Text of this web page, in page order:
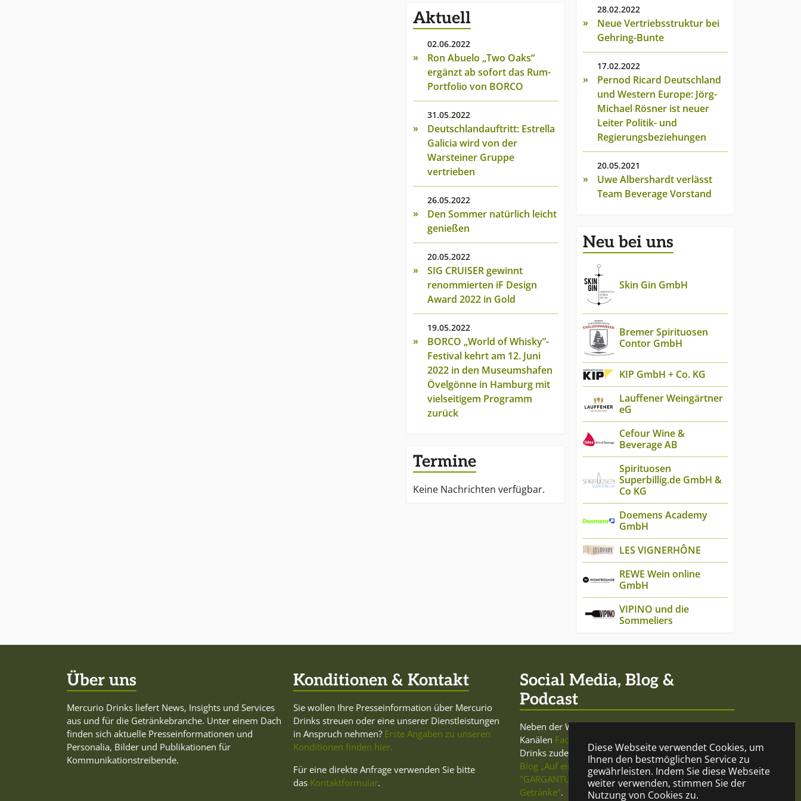
Diese Webseite verwendet Cookies, um
Ihnen den bestmöglichen Service zu
gewährleisten. Indem Sie diese Webseite
weiter verwenden, stimmen Sie der
Nutzung von Cookies zu.
Aktuell
02.06.2022
Ron Abuelo „Two Oaks“
ergänzt ab sofort das Rum-
Portfolio von BORCO
31.05.2022
Deutschlandauftritt: Estrella
Galicia wird von der
Warsteiner Gruppe
vertrieben
26.05.2022
Den Sommer natürlich leicht
genießen
20.05.2022
SIG CRUISER gewinnt
renommierten iF Design
Award 2022 in Gold
19.05.2022
BORCO „World of Whisky”-
Festival kehrt am 12. Juni
2022 in den Museumshafen
Övelgönne in Hamburg mit
vielseitigem Programm
zurück
Termine
Keine Nachrichten verfügbar.
28.02.2022
Neue Vertriebsstruktur bei
Gehring-Bunte
17.02.2022
Pernod Ricard Deutschland
und Western Europe: Jörg-
Michael Rösner ist neuer
Leiter Politik- und
Regierungsbeziehungen
20.05.2021
Uwe Albershardt verlässt
Team Beverage Vorstand
Neu bei uns
Skin Gin GmbH
Bremer Spirituosen
Contor GmbH
KIP GmbH + Co. KG
Lauffener Weingärtner
eG
Cefour Wine &
Beverage AB
Spirituosen
Superbillig.de GmbH &
Co KG
Doemens Academy
GmbH
LES VIGNERHÔNE
REWE Wein online
GmbH
VIPINO und die
Sommeliers
Über uns
Mercurio Drinks liefert News, Insights und Services
aus und für die Getränkebranche. Unter einem Dach
finden sich aktuelle Presseinformationen und
Personalia, Bilder und Publikationen für
Kommunikationstreibende.
Konditionen & Kontakt
Sie wollen Ihre Presseinformation über Mercurio
Drinks streuen oder eine unserer Dienstleistungen
in Anspruch nehmen? Erste Angaben zu unseren
Konditionen finden hier.
Für eine direkte Anfrage verwenden Sie bitte
das Kontaktformular.
Social Media, Blog &
Podcast
Neben der Website sowie den Social-Media-
Kanälen Facebook
Drinks zudem den trink- und meinungsfreudigen
Blog „Auf ein Glas"und beteiligt sich amPodcast
"GARGANTUA - Gespräche über Geist und
Getränke".